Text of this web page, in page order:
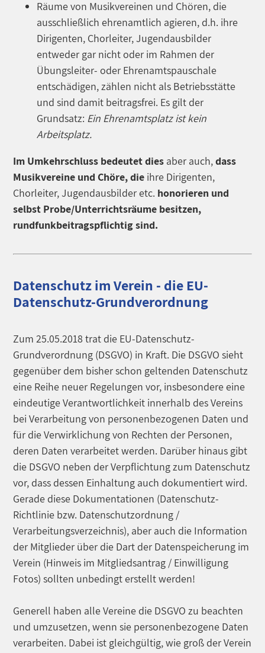
Räume von Musikvereinen und Chören, die
ausschließlich ehrenamtlich agieren, d.h. ihre
Dirigenten, Chorleiter, Jugendausbilder
entweder gar nicht oder im Rahmen der
Übungsleiter- oder Ehrenamtspauschale
entschädigen, zählen nicht als Betriebsstätte
und sind damit beitragsfrei. Es gilt der
Grundsatz: Ein Ehrenamtsplatz ist kein
Arbeitsplatz.
Im Umkehrschluss bedeutet dies aber auch,dass
Musikvereine und Chöre, die ihre Dirigenten,
Chorleiter, Jugendausbilder etc. honorieren und
selbst Probe/Unterrichtsräume besitzen,
rundfunkbeitragspflichtig sind.
Datenschutz im Verein - die EU-
Datenschutz-Grundverordnung
Zum 25.05.2018 trat die EU-Datenschutz-
Grundverordnung (DSGVO) in Kraft. Die DSGVO sieht
gegenüber dem bisher schon geltenden Datenschutz
eine Reihe neuer Regelungen vor, insbesondere eine
eindeutige Verantwortlichkeit innerhalb des Vereins
bei Verarbeitung von personenbezogenen Daten und
für die Verwirklichung von Rechten der Personen,
deren Daten verarbeitet werden. Darüber hinaus gibt
die DSGVO neben der Verpflichtung zum Datenschutz
vor, dass dessen Einhaltung auch dokumentiert wird.
Gerade diese Dokumentationen (Datenschutz-
Richtlinie bzw. Datenschutzordnung /
Verarbeitungsverzeichnis), aber auch die Information
der Mitglieder über die Dart der Datenspeicherung im
Verein (Hinweis im Mitgliedsantrag / Einwilligung
Fotos) sollten unbedingt erstellt werden!
Generell haben alle Vereine die DSGVO zu beachten
und umzusetzen, wenn sie personenbezogene Daten
verarbeiten. Dabei ist gleichgültig, wie groß der Verein